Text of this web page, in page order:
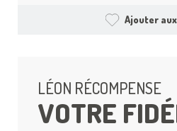
Ajouter
LÉON RÉCOMPENSE
VOTRE